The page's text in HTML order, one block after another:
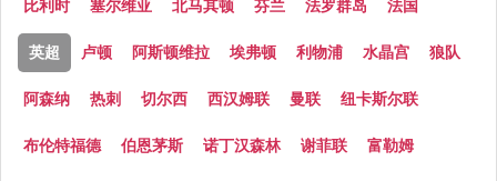
比利时 塞尔维亚 北马其顿 芬兰 法罗群岛 法国
英超 卢顿 阿斯顿维拉 埃弗顿 利物浦 水晶宫 狼队
阿森纳 热刺 切尔西 西汉姆联 曼联 纽卡斯尔联
布伦特福德 伯恩茅斯 诺丁汉森林 谢菲联 富勒姆